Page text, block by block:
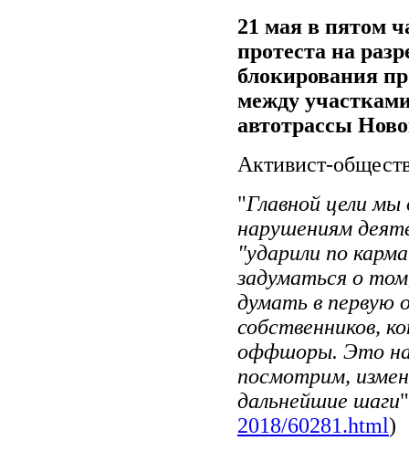
21 мая в пятом
протеста на
блокирования
между
автотрассы
Активист-
"Главной цели мы
нарушениям
"ударили по
задуматься о
думать в первую
собственников,
оффшоры. Это
посмотрим,
дальнейшие шаги
2018/60281.html)